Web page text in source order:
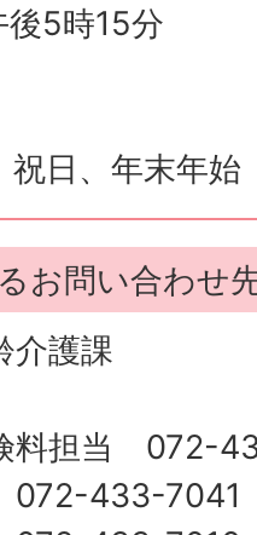
5時15分
祝日、年末年始
お問い合わせ
護課
料担当 072-
433-7041